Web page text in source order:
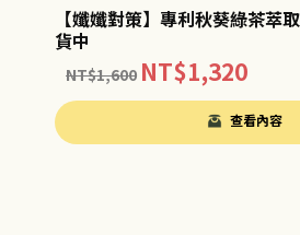
【孅孅對策】專利秋葵綠茶萃
貨中
NT$1,600 NT$1,320
查看內容